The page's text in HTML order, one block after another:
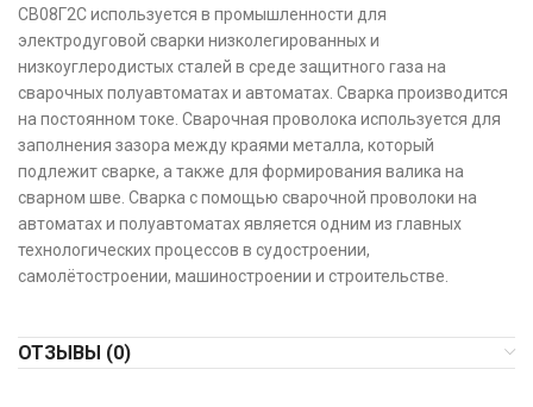
СВ08Г2С используется в промышленности для
электродуговой сварки низколегированных и
низкоуглеродистых сталей в среде защитного газа на
сварочных полуавтоматах и автоматах. Сварка производится
на постоянном токе. Сварочная проволока используется для
заполнения зазора между краями металла, который
подлежит сварке, а также для формирования валика на
сварном шве. Сварка с помощью сварочной проволоки на
автоматах и полуавтоматах является одним из главных
технологических процессов в судостроении,
самолётостроении, машиностроении и строительстве.
ОТЗЫВЫ (0)